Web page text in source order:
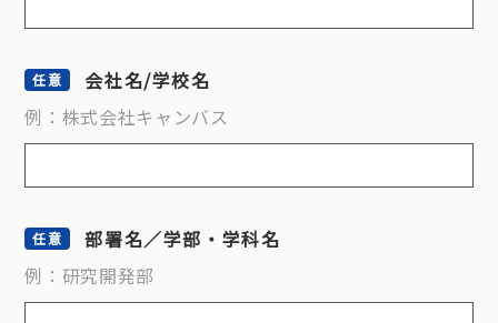
会社名/学校名
例：株式会社キャンバス
部署名／学部・学科名
例：研究開発部